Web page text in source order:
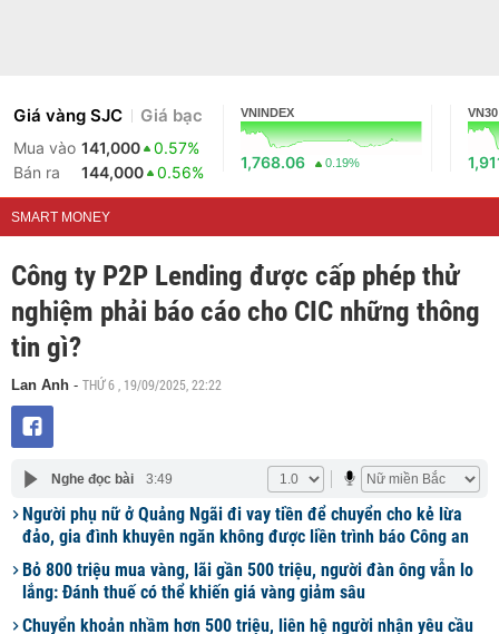
Giá vàng SJC Giá bạc
Mua vào 141,000
0.57%
Bán ra
144,000 0.56%
VNINDEX
1,768.06 0.19%
VN30
SMART MONEY
Công ty P2P Lending được cấp phép thử
nghiệm phải báo cáo cho CIC những thông
tin gì?
Lan Anh - THỨ 6 , 19/09/2025, 22:22
Nghe đọc bài 3:49
Người phụ nữ ở Quảng Ngãi đi vay tiền để chuyển cho kẻ lừa
đảo, gia đình khuyên ngăn không được liền trình báo Công an
Bỏ 800 triệu mua vàng, lãi gần 500 triệu, người đàn ông vẫn lo
lắng: Đánh thuế có thể khiến giá vàng giảm sâu
Chuyển khoản nhầm hơn 500 triệu, liên hệ người nhận yêu cầu